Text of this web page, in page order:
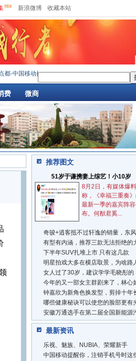
新浪微博 收藏本站
国移动提醒你，注销手机号时这些账户必须解除，
费 微商
推荐图文
51岁于谦携妻上综艺！小10岁
8月2日，有媒体爆料
称，《幸福三重奏
最新一季的嘉宾阵
布。何猷君奚...
奇骏+逍客抵不过轩逸的销量，东风
有型有内涵，推荐三款无法拒绝的
下半年SUV扎堆上市 只有这几款
明星拍戏大多在横店取景，为啥路
女人过了30岁，建议学学毛晓彤的
今年的又一部女主群剧来了，林心
钟嘉欣为新角色换发型，剪掉十年
哪些健康秘诀可以使您的脸部更有
安徽万通选手在第二届全国新能源
最新资讯
乐视、魅族、NUBIA、荣耀新手
中国移动提醒你，注销手机号时这